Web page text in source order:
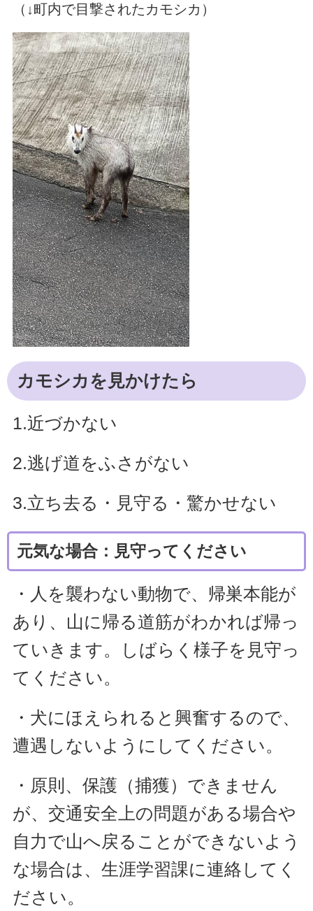
（↓町内で目撃されたカモシカ）
カモシカを見かけたら
1.近づかない
2.逃げ道をふさがない
3.立ち去る・見守る・驚かせない
元気な場合：見守ってください
・人を襲わない動物で、帰巣本能が
あり、山に帰る道筋がわかれば帰っ
ていきます。しばらく様子を見守っ
てください。
・犬にほえられると興奮するので、
遭遇しないようにしてください。
・原則、保護（捕獲）できません
が、交通安全上の問題がある場合や
自力で山へ戻ることができないよう
な場合は、生涯学習課に連絡してく
ださい。